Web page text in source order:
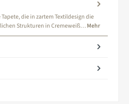
die in zartem Textildesign die
Strukturen in Cremeweiß…Mehr